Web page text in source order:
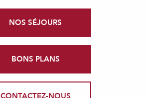
NOS SÉJOURS
BONS PLANS
CONTACTEZ-NOUS